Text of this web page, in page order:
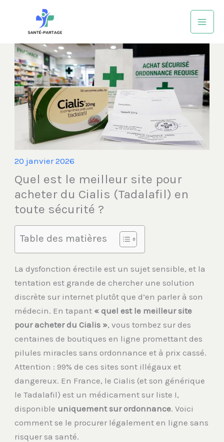
contenu
20 janvier 2026
Quel est le meilleur site pour
acheter du Cialis (Tadalafil) en
toute sécurité ?
Table des matières
La dysfonction érectile est un sujet sensible, et la
tentation est grande de chercher une solution
discrète sur internet plutôt que d’en parler à son
médecin. En tapant « quel est le meilleur site
pour acheter du Cialis », vous tombez sur des
centaines de boutiques en ligne promettant des
pilules miracles sans ordonnance et à prix cassé.
Attention : 99% de ces sites sont illégaux et
dangereux. En France, le Cialis (et son générique
le Tadalafil) est un médicament sur liste I,
disponible uniquement sur ordonnance. Voici
comment se le procurer légalement en ligne sans
risquer sa santé.